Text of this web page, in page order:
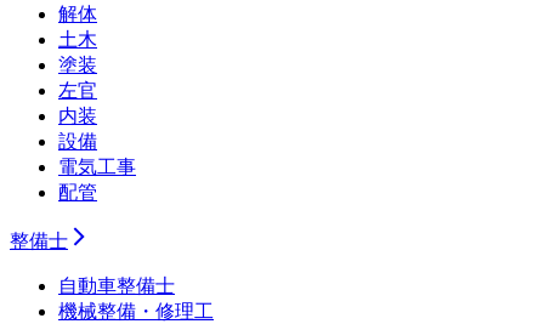
解体
土木
塗装
左官
内装
設備
電気工事
配管
整備士
自動車整備士
機械整備・修理工